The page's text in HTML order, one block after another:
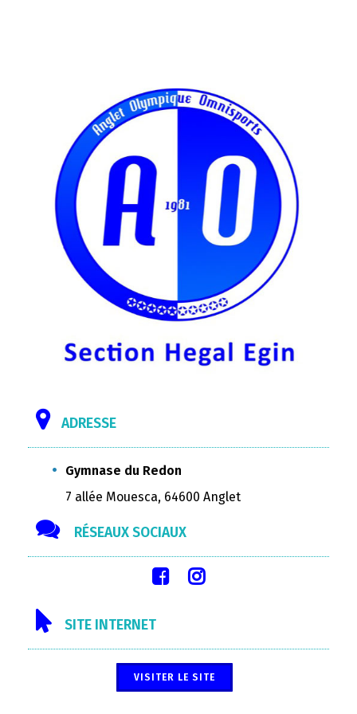
ADRESSE
Gymnase du Redon
7 allée Mouesca, 64600 Anglet
RÉSEAUX SOCIAUX
SITE INTERNET
VISITER LE SITE